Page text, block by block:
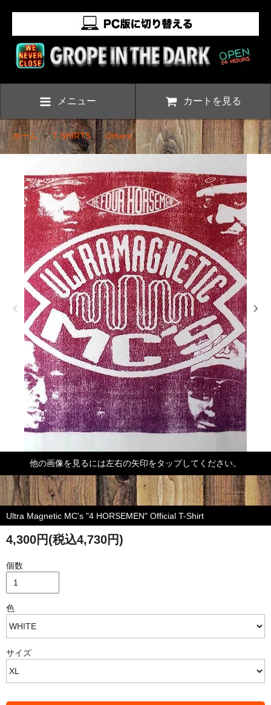
メニュー カートを見る
ホーム>T-SHIRTS>Others
他の画像を見るには左右の矢印をタップしてください。
Ultra Magnetic MC's "4 HORSEMEN" Official T-Shirt
4,300円(税込4,730円)
個数
色
サイズ